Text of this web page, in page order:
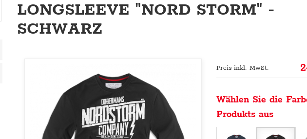
LONGSLEEVE "NORD STORM" -
SCHWARZ
Preis inkl. MwSt.
Wählen Sie die
Produkts aus